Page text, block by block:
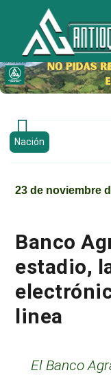

Nación
23 de noviembre
Banco
estadio,
linea
El Banco